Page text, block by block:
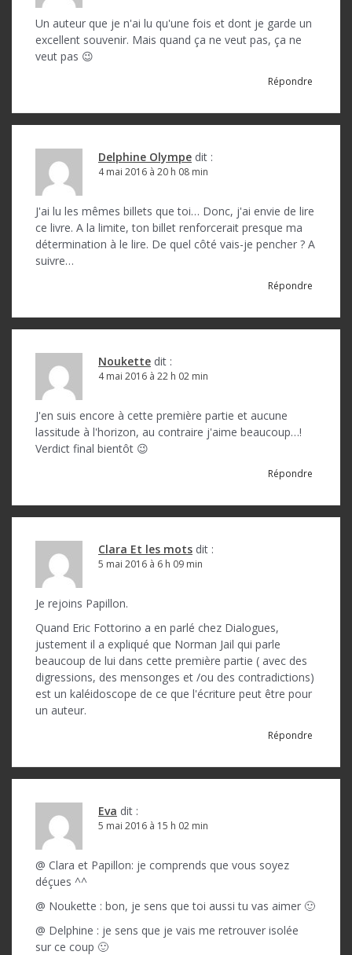
Un auteur que je n'ai lu qu'une fois et dont je garde un
excellent souvenir. Mais quand ça ne veut pas, ça ne
veut pas 😉
Répondre
Delphine Olympe dit :
4 mai 2016 à 20 h 08 min
J'ai lu les mêmes billets que toi… Donc, j'ai envie de lire
ce livre. A la limite, ton billet renforcerait presque ma
détermination à le lire. De quel côté vais-je pencher ? A
suivre…
Répondre
Noukette dit :
4 mai 2016 à 22 h 02 min
J'en suis encore à cette première partie et aucune
lassitude à l'horizon, au contraire j'aime beaucoup…!
Verdict final bientôt 😉
Répondre
Clara Et les mots dit :
5 mai 2016 à 6 h 09 min
Je rejoins Papillon.
Quand Eric Fottorino a en parlé chez Dialogues,
justement il a expliqué que Norman Jail qui parle
beaucoup de lui dans cette première partie ( avec des
digressions, des mensonges et /ou des contradictions)
est un kaléidoscope de ce que l'écriture peut être pour
un auteur.
Répondre
Eva dit :
5 mai 2016 à 15 h 02 min
@ Clara et Papillon: je comprends que vous soyez
déçues ^^
@ Noukette : bon, je sens que toi aussi tu vas aimer 🙂
@ Delphine : je sens que je vais me retrouver isolée
sur ce coup 🙂